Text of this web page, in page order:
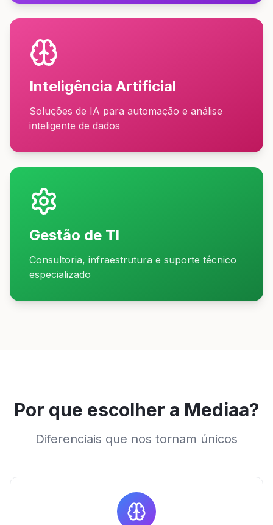
Inteligência Artificial
Soluções de IA para automação e análise
inteligente de dados
Gestão de TI
Consultoria, infraestrutura e suporte técnico
especializado
Por que escolher a Mediaa?
Diferenciais que nos tornam únicos